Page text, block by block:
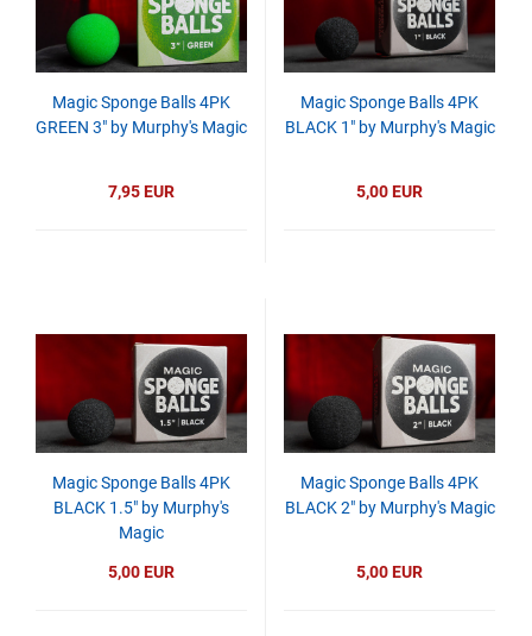
Magic Sponge Balls 4PK
GREEN 3" by Murphy's Magic
7,95 EUR
Magic Sponge Balls 4PK
BLACK 1" by Murphy's Magic
5,00 EUR
Magic Sponge Balls 4PK
BLACK 1.5" by Murphy's
Magic
5,00 EUR
Magic Sponge Balls 4PK
BLACK 2" by Murphy's Magic
5,00 EUR